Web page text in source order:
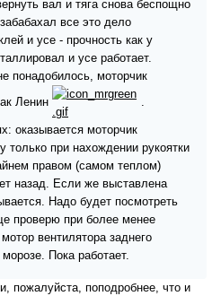
вал и тяга снова беспощно
все это дело
и усе - прочность как у
и усе работает.
понадобилось, моторчик
Ленин
.
оказывается моторчик
только при нахождении рукоятки
правом (самом теплом)
назад. Если же выставлена
Надо будет посмотреть
проверю при более менее
вентилятора заднего
Пока работает.
пожалуйста, поподробнее, что и